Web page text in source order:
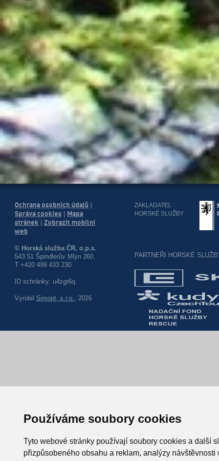
Používáme soubory cookies
Tyto webové stránky používají soubory cookies a další
přizpůsobeného obsahu a reklam, analýzy
Ochrana osobních údajů
Správa cookies
Mapa
stránek
Zobrazit mobilní
web
© Horská služba ČR, o.p.s.
543 51 Špindlerův Mlýn 260,
T +420 499 433 230
ID schránky: u4zgr6q
Vyrobil Simopt, s.r.o., 2026
ZAKLADATEL
HORSKÉ SLUŽBY
PARTNEŘI HORSKÉ